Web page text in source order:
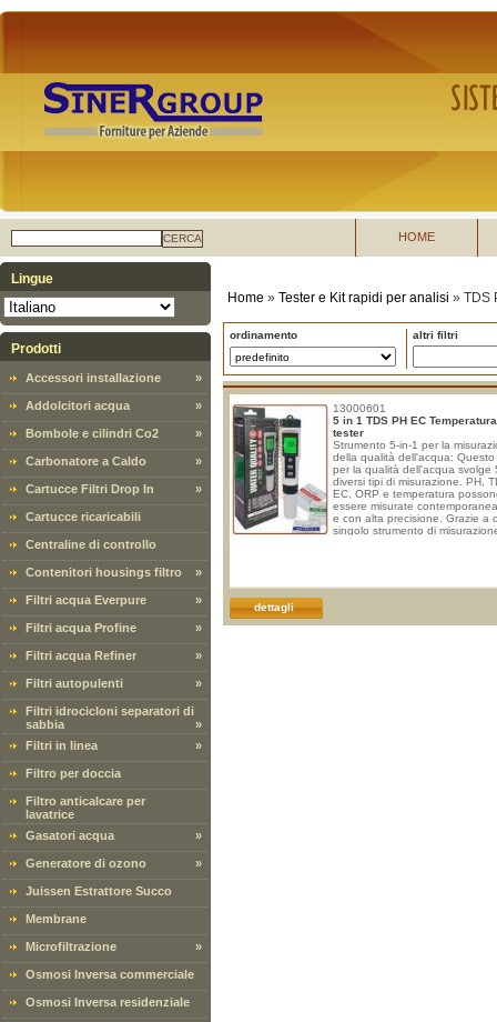
CERCA HOME
Lingue
Prodotti
Accessori installazione »
Addolcitori acqua »
Bombole e cilindri Co2 »
Carbonatore a Caldo »
Cartucce Filtri Drop In »
Cartucce ricaricabili
Centraline di controllo
Contenitori housings filtro »
Filtri acqua Everpure »
Filtri acqua Profine »
Filtri acqua Refiner »
Filtri autopulenti »
Filtri idrocicloni separatori di
sabbia
»
Filtri in linea
»
Filtro per doccia
Filtro anticalcare per
lavatrice
Gasatori acqua
»
Generatore di ozono »
Juissen Estrattore Succo
Membrane
Microfiltrazione »
Osmosi Inversa commerciale
Osmosi Inversa residenziale
Home » Tester e Kit rapidi per analisi » TDS
ordinamento altri filtri
13000601
5 in 1 TDS PH EC
tester
Strumento 5-in-1 per la
della qualità dell'acqua: Questo
per la qualità dell'acqua svolge
diversi tipi di misurazione. PH,
EC, ORP e temperatura
essere misurate
e con alta precisione. Grazie a
singolo strumento di
essere utilizzati e portati
dettagli